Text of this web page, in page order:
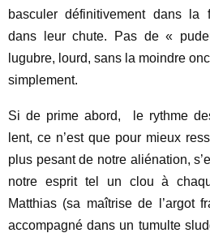
basculer définitivement dans la
dans leur chute. Pas de «
lugubre, lourd, sans la moindre
simplement.
Si de prime abord, le rythme
lent, ce n’est que pour mieux
plus pesant de notre aliénation,
notre esprit tel un clou à
Matthias (sa maîtrise de l’argot
accompagné dans un tumulte